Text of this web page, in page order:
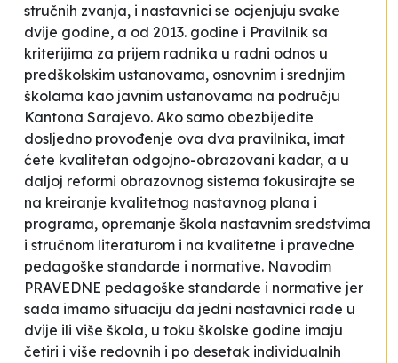
stručnih zvanja, i nastavnici se ocjenjuju svake
dvije godine, a od 2013. godine i Pravilnik sa
kriterijima za prijem radnika u radni odnos u
predškolskim ustanovama, osnovnim i srednjim
školama kao javnim ustanovama na području
Kantona Sarajevo. Ako samo obezbijedite
dosljedno provođenje ova dva pravilnika, imat
ćete kvalitetan odgojno-obrazovani kadar, a u
daljoj reformi obrazovnog sistema fokusirajte se
na kreiranje kvalitetnog nastavnog plana i
programa, opremanje škola nastavnim sredstvima
i stručnom literaturom i na kvalitetne i pravedne
pedagoške standarde i normative. Navodim
PRAVEDNE pedagoške standarde i normative jer
sada imamo situaciju da jedni nastavnici rade u
dvije ili više škola, u toku školske godine imaju
četiri i više redovnih i po desetak individualnih